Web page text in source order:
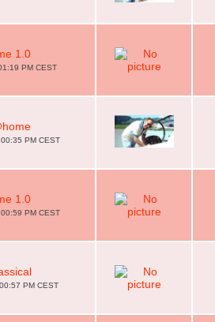
1.0
PM CEST
PM CEST
1.0
PM CEST
PM CEST